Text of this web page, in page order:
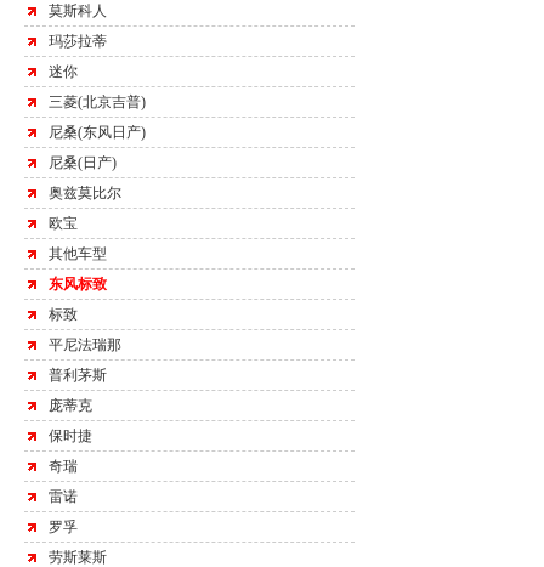
莫斯科人
玛莎拉蒂
迷你
三菱(北京吉普)
尼桑(东风日产)
尼桑(日产)
奥兹莫比尔
欧宝
其他车型
东风标致
标致
平尼法瑞那
普利茅斯
庞蒂克
保时捷
奇瑞
雷诺
罗孚
劳斯莱斯